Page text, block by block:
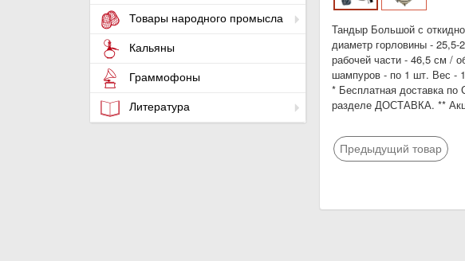
Товары народного промысла
Кальяны
Граммофоны
Литература
Тандыр Большой с
диаметр горловины -
рабочей части - 46,5 см /
шампуров - по 1 шт. Вес -
* Бесплатная доставка по
разделе ДОСТАВКА. **
Предыдущий товар